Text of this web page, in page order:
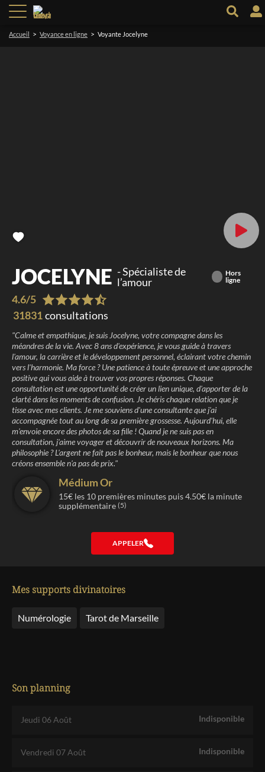
Accueil > Voyance en ligne > Voyante Jocelyne
JOCELYNE -Spécialiste de
l’amour
Hors
ligne
4.6/5
31831consultations
"Calme et empathique, je suis Jocelyne, votre compagne dans les
méandres de la vie. Avec 8 ans d'expérience, je vous guide à travers
l'amour, la carrière et le développement personnel, éclairant votre chemin
vers l'harmonie. Ma force ? Une patience à toute épreuve et une approche
positive qui vous aide à trouver vos propres réponses. Chaque
consultation est une opportunité de créer un lien unique, d'apporter de la
clarté dans les moments de confusion. Je chéris chaque relation que je
tisse avec mes clients. Je me souviens d'une consultante que j'ai
accompagnée tout au long de sa première grossesse. Aujourd'hui, elle
m'envoie encore des photos de sa fille ! Quand je ne suis pas en
consultation, j'aime voyager et découvrir de nouveaux horizons. Ma
philosophie ? L'argent ne fait pas le bonheur, mais le bonheur que nous
créons ensemble n'a pas de prix."
Médium Or
15€ les 10 premières minutes puis4.50€ la minute
supplémentaire (5)
APPELER
Mes supports divinatoires
Numérologie Tarot de Marseille
Son planning
Jeudi 06 Août Indisponible
Vendredi 07 Août Indisponible